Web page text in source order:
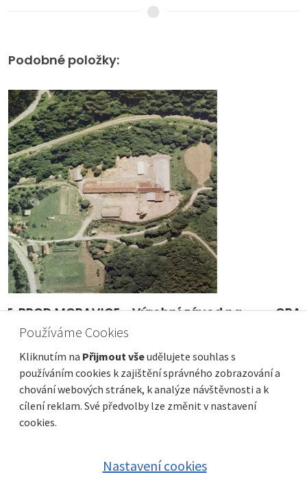
Podobné položky:
OPATIJA - Penthouse 222m2 ve fantastické
lokalitě k pronájmu
Cena3 300 € Vzdálenost od moře
150 m
Plocha celkem
222 m² Obec, část obce
Opatija
Používáme Cookies
Kliknutím na Přijmout všeudělujete souhlas s
používáním cookies k zajištění správného zobrazování a
chování webových stránek, k analýze návštěvnosti a k
cílení reklam. Své předvolby lze změnit v nastavení
cookies.
Nastavení cookies